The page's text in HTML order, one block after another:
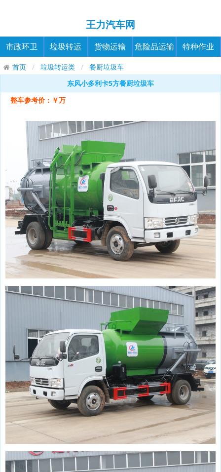
王力汽车网
市政环卫 垃圾转运 货物运输 危险品运输 特种作业
首页 垃圾转运类
餐厨垃圾车
东风小多利卡5方餐厨垃圾车
整车参考价：￥万